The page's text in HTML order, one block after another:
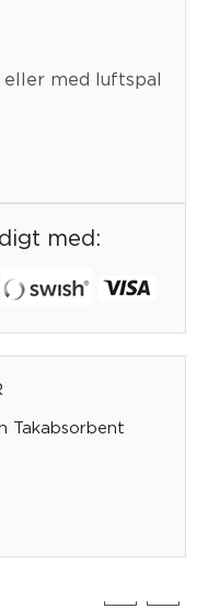
med luftspal
med:
Takabsorbent